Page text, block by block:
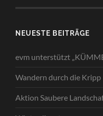
NEUESTE BEITRÄGE
evm unterstützt
Wandern durch die Kripp
Aktion Saubere